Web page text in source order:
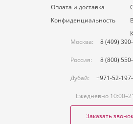
Оплата и доставка
Конфиденциальность
Москва:
8 (499)
Россия: 8 (800)
Дубай: +971-52-
Ежедневно
Заказать звонок